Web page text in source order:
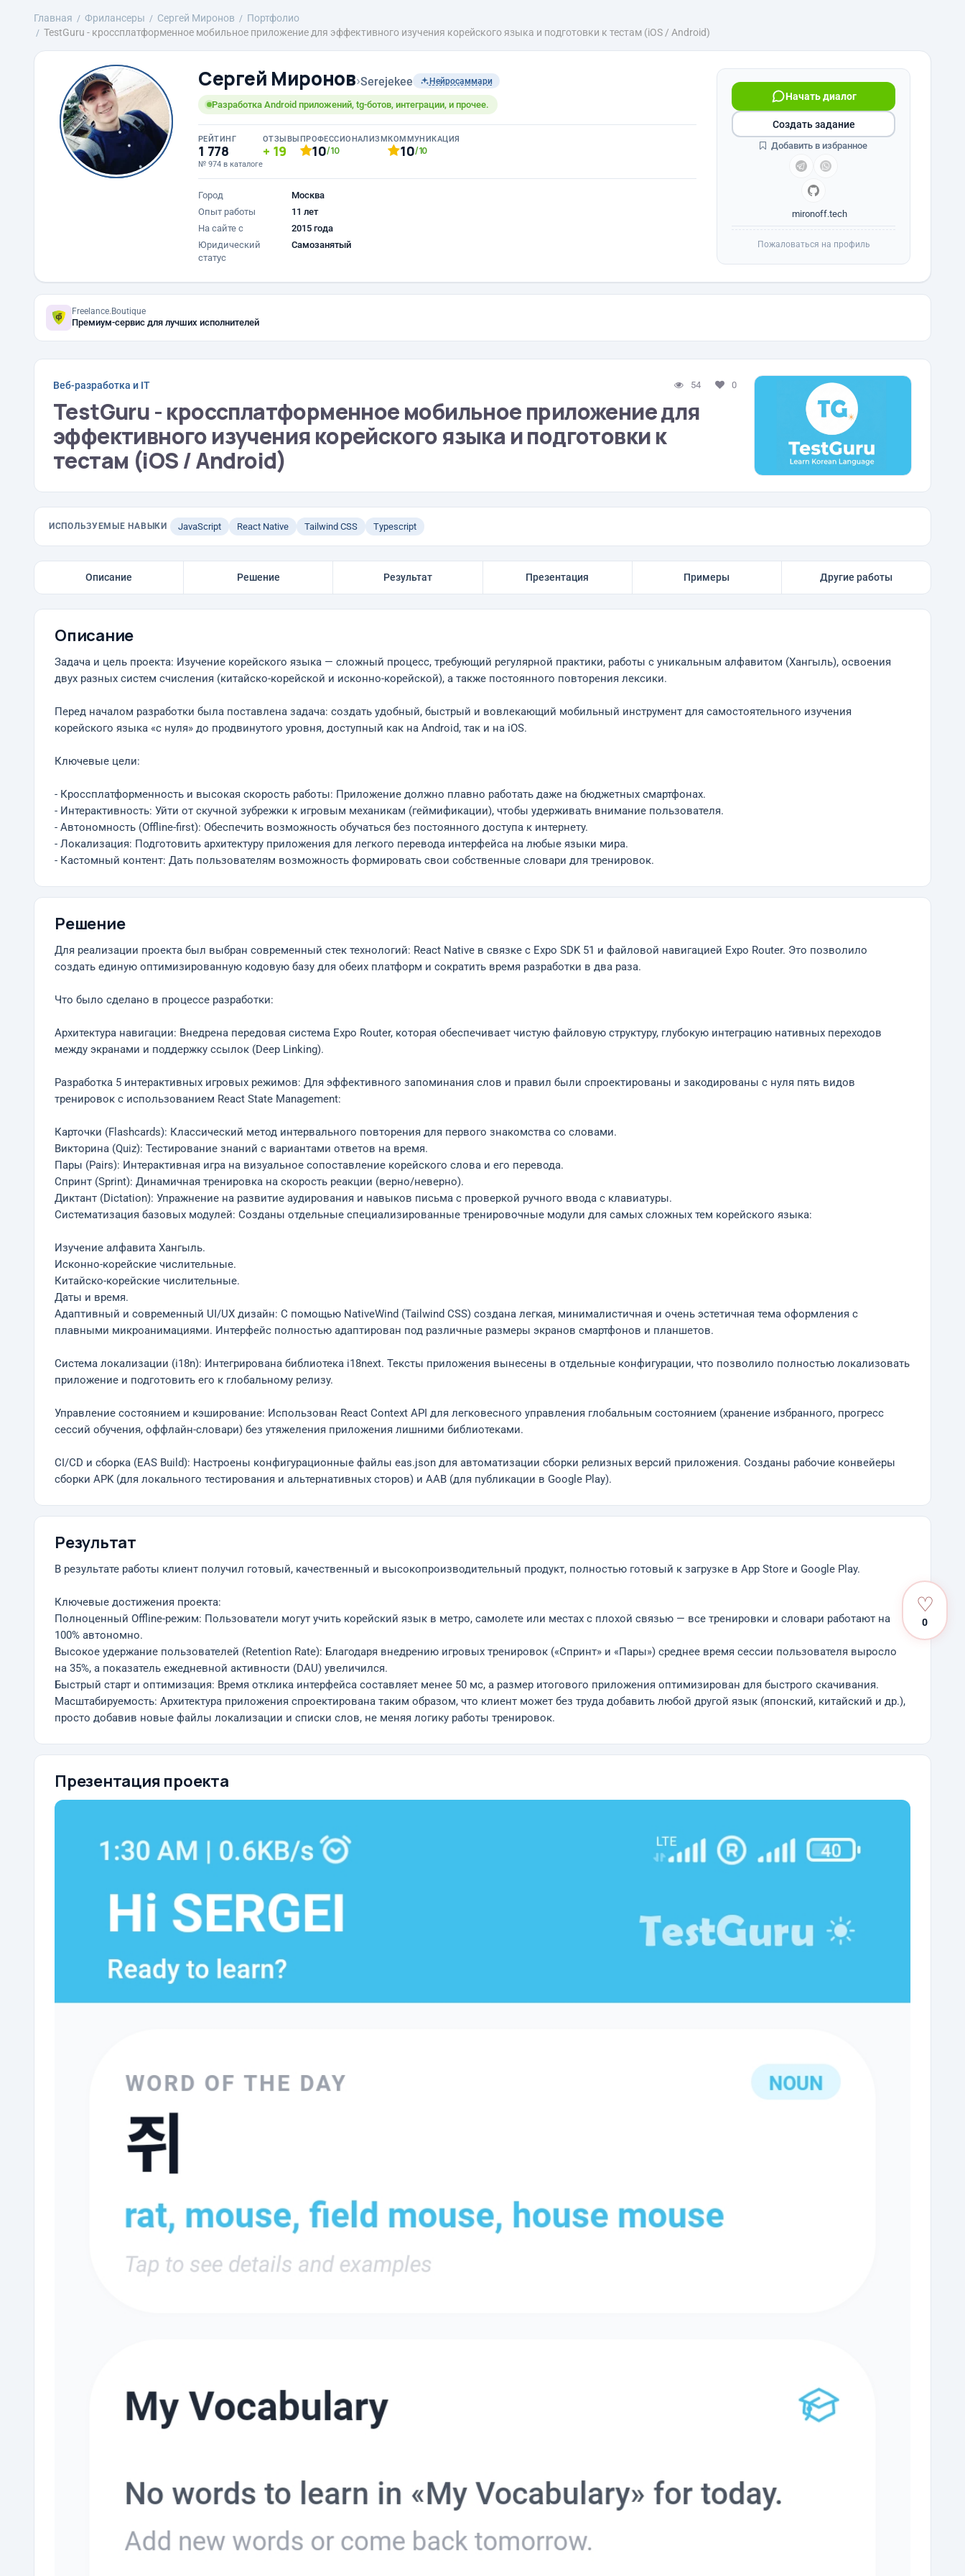
Главная Фрилансеры Сергей Миронов
Портфолио
TestGuru - кроссплатформенное мобильное приложение для эффективного изучения корейского языка и подготовки к тестам (iOS / Android)
Сергей Миронов›Serejekee Нейросаммари
Разработка Android приложений, tg-ботов, интеграции, и прочее.
РЕЙТИНГ
1 778
№ 974 в каталоге
ОТЗЫВЫ
19
ПРОФЕССИОНАЛИЗМ
10/10
КОММУНИКАЦИЯ
10/10
Город
Москва
Опыт работы
11 лет
На сайте с
2015 года
Юридический
статус
Самозанятый
Начать диалог
mironoff.tech
Создать задание
Добавить в избранное
Пожаловаться на профиль
Freelance.Boutique
Премиум-сервис для лучших исполнителей
Веб-разработка и IT 54 0
TestGuru - кроссплатформенное мобильное приложение для
эффективного изучения корейского языка и подготовки к
тестам (iOS / Android)
ИСПОЛЬЗУЕМЫЕ НАВЫКИ JavaScript React Native Tailwind CSS Typescript
Описание Решение Результат Презентация Примеры Другие работы
Описание
Задача и цель проекта: Изучение корейского языка — сложный процесс, требующий регулярной практики, работы с уникальным алфавитом (Хангыль), освоения
двух разных систем счисления (китайско-корейской и исконно-корейской), а также постоянного повторения лексики.
Перед началом разработки была поставлена задача: создать удобный, быстрый и вовлекающий мобильный инструмент для самостоятельного изучения
корейского языка «с нуля» до продвинутого уровня, доступный как на Android, так и на iOS.
Ключевые цели:
- Кроссплатформенность и высокая скорость работы: Приложение должно плавно работать даже на бюджетных смартфонах.
- Интерактивность: Уйти от скучной зубрежки к игровым механикам (геймификации), чтобы удерживать внимание пользователя.
- Автономность (Offline-first): Обеспечить возможность обучаться без постоянного доступа к интернету.
- Локализация: Подготовить архитектуру приложения для легкого перевода интерфейса на любые языки мира.
- Кастомный контент: Дать пользователям возможность формировать свои собственные словари для тренировок.
Решение
Для реализации проекта был выбран современный стек технологий: React Native в связке с Expo SDK 51 и файловой навигацией Expo Router. Это позволило
создать единую оптимизированную кодовую базу для обеих платформ и сократить время разработки в два раза.
Что было сделано в процессе разработки:
Архитектура навигации: Внедрена передовая система Expo Router, которая обеспечивает чистую файловую структуру, глубокую интеграцию нативных переходов
между экранами и поддержку ссылок (Deep Linking).
Разработка 5 интерактивных игровых режимов: Для эффективного запоминания слов и правил были спроектированы и закодированы с нуля пять видов
тренировок с использованием React State Management:
Карточки (Flashcards): Классический метод интервального повторения для первого знакомства со словами.
Викторина (Quiz): Тестирование знаний с вариантами ответов на время.
Пары (Pairs): Интерактивная игра на визуальное сопоставление корейского слова и его перевода.
Спринт (Sprint): Динамичная тренировка на скорость реакции (верно/неверно).
Диктант (Dictation): Упражнение на развитие аудирования и навыков письма с проверкой ручного ввода с клавиатуры.
Систематизация базовых модулей: Созданы отдельные специализированные тренировочные модули для самых сложных тем корейского языка:
Изучение алфавита Хангыль.
Исконно-корейские числительные.
Китайско-корейские числительные.
Даты и время.
Адаптивный и современный UI/UX дизайн: С помощью NativeWind (Tailwind CSS) создана легкая, минималистичная и очень эстетичная тема оформления с
плавными микроанимациями. Интерфейс полностью адаптирован под различные размеры экранов смартфонов и планшетов.
Система локализации (i18n): Интегрирована библиотека i18next. Тексты приложения вынесены в отдельные конфигурации, что позволило полностью локализовать
приложение и подготовить его к глобальному релизу.
Управление состоянием и кэширование: Использован React Context API для легковесного управления глобальным состоянием (хранение избранного, прогресс
сессий обучения, оффлайн-словари) без утяжеления приложения лишними библиотеками.
CI/CD и сборка (EAS Build): Настроены конфигурационные файлы eas.json для автоматизации сборки релизных версий приложения. Созданы рабочие конвейеры
сборки APK (для локального тестирования и альтернативных сторов) и AAB (для публикации в Google Play).
Результат
В результате работы клиент получил готовый, качественный и высокопроизводительный продукт, полностью готовый к загрузке в App Store и Google Play.
Ключевые достижения проекта:
Полноценный Offline-режим: Пользователи могут учить корейский язык в метро, самолете или местах с плохой связью — все тренировки и словари работают на
100% автономно.
Высокое удержание пользователей (Retention Rate): Благодаря внедрению игровых тренировок («Спринт» и «Пары») среднее время сессии пользователя выросло
на 35%, а показатель ежедневной активности (DAU) увеличился.
Быстрый старт и оптимизация: Время отклика интерфейса составляет менее 50 мс, а размер итогового приложения оптимизирован для быстрого скачивания.
Масштабируемость: Архитектура приложения спроектирована таким образом, что клиент может без труда добавить любой другой язык (японский, китайский и др.),
просто добавив новые файлы локализации и списки слов, не меняя логику работы тренировок.
Презентация проекта
♡
0